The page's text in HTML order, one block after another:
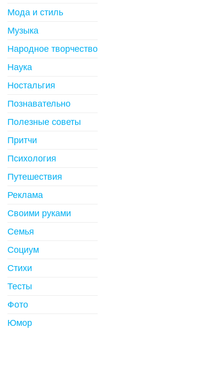
Мода и стиль
Музыка
Народное творчество
Наука
Ностальгия
Познавательно
Полезные советы
Притчи
Психология
Путешествия
Реклама
Своими руками
Семья
Социум
Стихи
Тесты
Фото
Юмор